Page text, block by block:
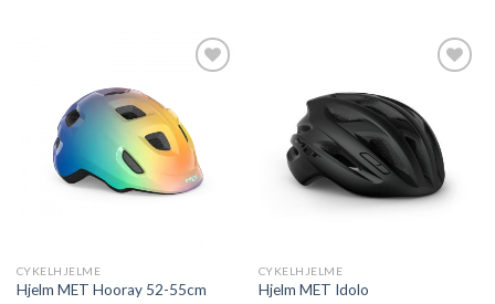
Add to
wishlist
CYKELHJELME
Hjelm MET Hooray 52-55cm
Add to
wishlist
CYKELHJELME
Hjelm MET Idolo